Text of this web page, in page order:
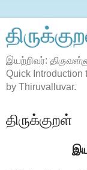
இயற்றிவர்:
Quick Introduction
by Thiruvalluvar.
திருக்குறள்